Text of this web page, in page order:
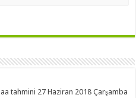
tahmini 27 Haziran 2018 Çarşamba